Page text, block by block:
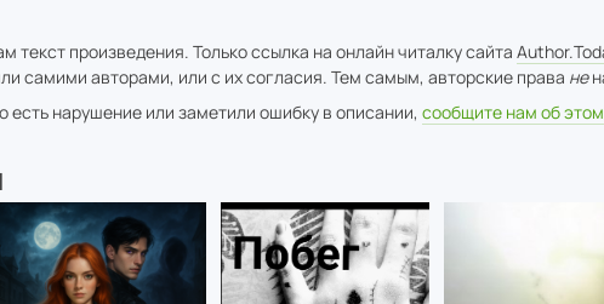
текст произведения. Только ссылка на онлайн читалку сайта
самими авторами, или с их согласия. Тем самым, авторские права не
есть нарушение или заметили ошибку в описании, сообщите нам об этом